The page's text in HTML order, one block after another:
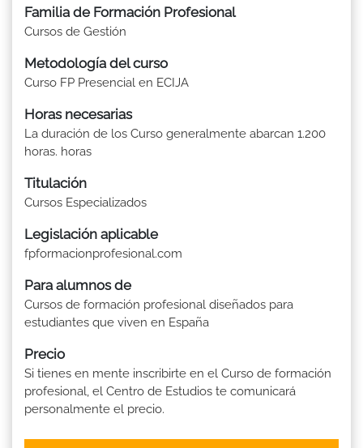
Familia de Formación Profesional
Cursos de Gestión
Metodología del curso
Curso FP Presencial en ECIJA
Horas necesarias
La duración de los Curso generalmente abarcan 1.200
horas. horas
Titulación
Cursos Especializados
Legislación aplicable
fpformacionprofesional.com
Para alumnos de
Cursos de formación profesional diseñados para
estudiantes que viven en España
Precio
Si tienes en mente inscribirte en el Curso de formación
profesional, el Centro de Estudios te comunicará
personalmente el precio.